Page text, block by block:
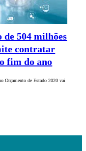
de 504 milhões
contratar
fim do ano
Orçamento de Estado 2020 vai